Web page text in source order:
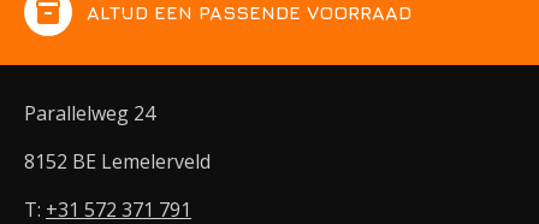
inventory ALTIJD EEN PASSENDE VOORRAAD
Parallelweg 24
8152 BE Lemelerveld
T: +31 572 371 791